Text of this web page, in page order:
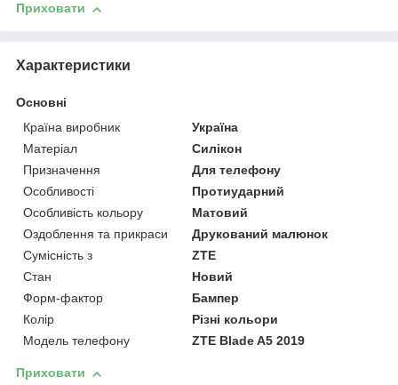
Приховати
Характеристики
Основні
Країна виробник
Україна
Матеріал
Силікон
Призначення
Для телефону
Особливості
Протиударний
Особливість кольору
Матовий
Оздоблення та прикраси
Друкований малюнок
Сумісність з
ZTE
Стан
Новий
Форм-фактор
Бампер
Колір
Різні кольори
Модель телефону
ZTE Blade A5 2019
Приховати